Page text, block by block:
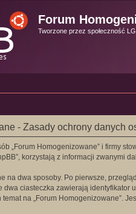
Forum
Tworzone przez społeczność
- Zasady ochrony danych
„Forum Homogenizowane” i firmy
korzystają z informacji
na dwa sposoby. Po pierwsze,
ciasteczka zawierają identyfikator
na „Forum Homogenizowane”.